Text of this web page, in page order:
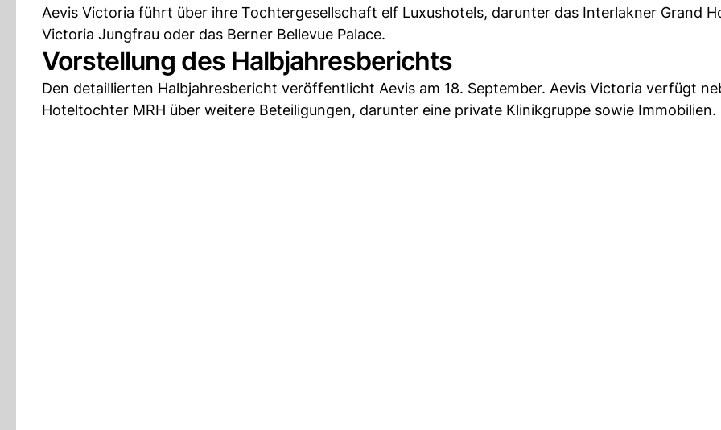
Aevis Victoria führt über ihre Tochtergesellschaft elf Luxushotels, darunter das Interlakner Grand
Victoria Jungfrau oder das Berner Bellevue Palace.
Vorstellung des Halbjahresberichts
Den detaillierten Halbjahresbericht veröffentlicht Aevis am 18. September. Aevis Victoria verfügt
Hoteltochter MRH über weitere Beteiligungen, darunter eine private Klinikgruppe sowie Immobilien.